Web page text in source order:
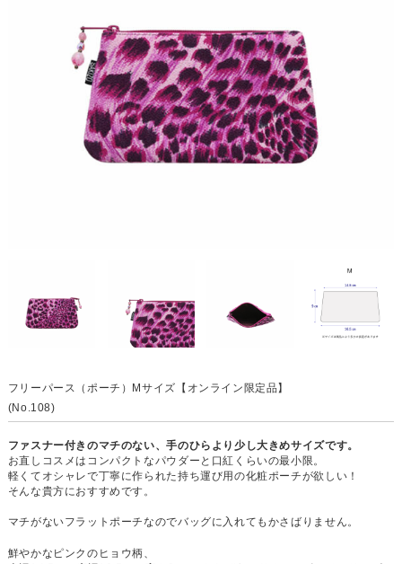
フリーパース（ポーチ）Mサイズ【オンライン限定品】
(No.108)
ファスナー付きのマチのない、手のひらより少し大きめサイズです。
お直しコスメはコンパクトなパウダーと口紅くらいの最小限。
軽くてオシャレで丁寧に作られた持ち運び用の化粧ポーチが欲しい！
そんな貴方におすすめです。
マチがないフラットポーチなのでバッグに入れてもかさばりません。
鮮やかなピンクのヒョウ柄、